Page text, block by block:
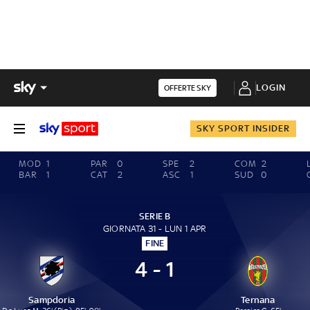
OFFERTE SKY LOGIN
SKY SPORT INSIDER
MOD 1
BAR
1
PAR
0
CAT
2
SPE
2
ASC
1
COM 2
SUD
0
SERIE B
GIORNATA 31 - LUN 1 APR
FINE
Sampdoria
4 - 1
Ternana